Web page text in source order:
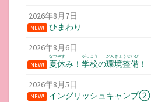
2026年8月7日
NEW!
ひまわり
2026年8月6日
NEW! 夏休
なつやす
み！ 学校
がっこう
の環境整備
かんきょうせいび
！
2026年8月5日
NEW!
イングリッシュキャンプ②